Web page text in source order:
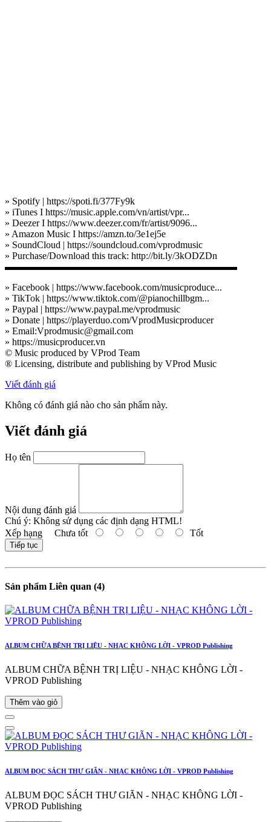
» Spotify | https://spoti.fi/377Fy9k
» iTunes I https://music.apple.com/vn/artist/vpr...
» Deezer I https://www.deezer.com/fr/artist/9096...
» Amazon Music I https://amzn.to/3e1ej5e
» SoundCloud | https://soundcloud.com/vprodmusic
» Purchase/Download this track: http://bit.ly/3kODZDn
▬▬▬▬▬▬▬▬▬▬▬▬▬▬▬▬▬▬▬▬▬▬▬▬
» Facebook | https://www.facebook.com/musicproduce...
» TikTok | https://www.tiktok.com/@pianochillbgm...
» Paypal | https://www.paypal.me/vprodmusic
» Donate | https://playerduo.com/VprodMusicproducer
» Email:Vprodmusic@gmail.com
» https://musicproducer.vn
© Music produced by VProd Team
® Licensing, distribute and publishing by VProd Music
Viết đánh giá
Không có đánh giá nào cho sản phẩm này.
Viết đánh giá
Họ tên
Nội dung đánh giá
Chú ý: Không sử dụng các định dạng HTML!
Xếp hạng Chưa tốt Tốt
Tiếp tục
Sản phẩm Liên quan (4)
ALBUM CHỮA BỆNH TRỊ LIỆU - NHẠC KHÔNG LỜI - VPROD Publishing
ALBUM CHỮA BỆNH TRỊ LIỆU - NHẠC KHÔNG LỜI -
VPROD Publishing
Thêm vào giỏ
ALBUM ĐỌC SÁCH THƯ GIÃN - NHẠC KHÔNG LỜI - VPROD Publishing
ALBUM ĐỌC SÁCH THƯ GIÃN - NHẠC KHÔNG LỜI -
VPROD Publishing